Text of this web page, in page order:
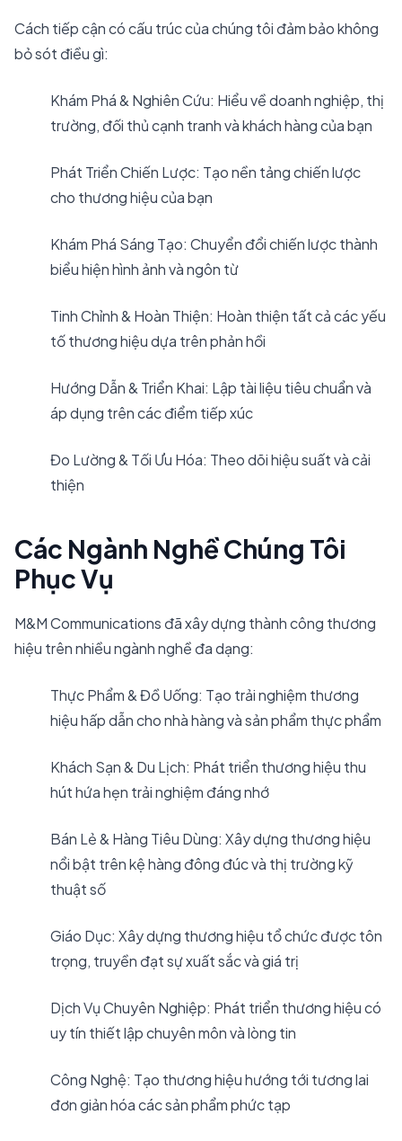
Cách tiếp cận có cấu trúc của chúng tôi đảm bảo không
bỏ sót điều gì:
Khám Phá & Nghiên Cứu: Hiểu về doanh nghiệp, thị
trường, đối thủ cạnh tranh và khách hàng của bạn
Phát Triển Chiến Lược: Tạo nền tảng chiến lược
cho thương hiệu của bạn
Khám Phá Sáng Tạo: Chuyển đổi chiến lược thành
biểu hiện hình ảnh và ngôn từ
Tinh Chỉnh & Hoàn Thiện: Hoàn thiện tất cả các yếu
tố thương hiệu dựa trên phản hồi
Hướng Dẫn & Triển Khai: Lập tài liệu tiêu chuẩn và
áp dụng trên các điểm tiếp xúc
Đo Lường & Tối Ưu Hóa: Theo dõi hiệu suất và cải
thiện
Các Ngành Nghề Chúng Tôi
Phục Vụ
M&M Communications đã xây dựng thành công thương
hiệu trên nhiều ngành nghề đa dạng:
Thực Phẩm & Đồ Uống: Tạo trải nghiệm thương
hiệu hấp dẫn cho nhà hàng và sản phẩm thực phẩm
Khách Sạn & Du Lịch: Phát triển thương hiệu thu
hút hứa hẹn trải nghiệm đáng nhớ
Bán Lẻ & Hàng Tiêu Dùng: Xây dựng thương hiệu
nổi bật trên kệ hàng đông đúc và thị trường kỹ
thuật số
Giáo Dục: Xây dựng thương hiệu tổ chức được tôn
trọng, truyền đạt sự xuất sắc và giá trị
Dịch Vụ Chuyên Nghiệp: Phát triển thương hiệu có
uy tín thiết lập chuyên môn và lòng tin
Công Nghệ: Tạo thương hiệu hướng tới tương lai
đơn giản hóa các sản phẩm phức tạp